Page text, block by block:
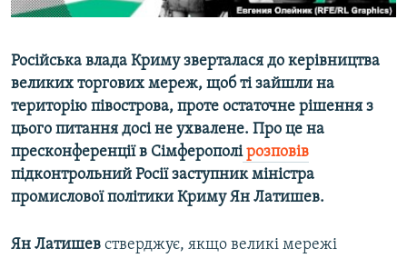
СВІДЧЕННЯ ОКУПАЦІЇ
Qırımtatar
Усі сайти RFE/RL
Російська влада Криму зверталася до керівництва
великих торгових мереж, щоб ті зайшли на
територію півострова, проте остаточне рішення з
цього питання досі не ухвалене. Про це на
пресконференції в Сімферополірозповів
підконтрольний Росії заступник міністра
промислової політики Криму Ян Латишев.
Ян Латишев стверджує, якщо великі мережі